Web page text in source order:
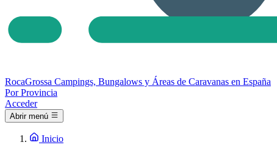
RocaGrossa Campings, Bungalows y Áreas de Caravanas en España
Por Provincia
Acceder
Abrir menú
Inicio